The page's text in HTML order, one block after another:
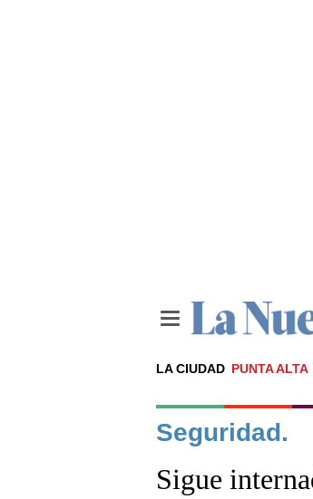
LA CIUDAD PUNTA ALTA
Noticias
Seguridad.
Sigue